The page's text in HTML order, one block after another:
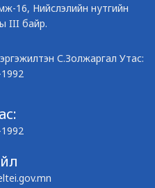
16, Нийслэлийн нутгийн
III байр.
С.Золжаргал Утас: